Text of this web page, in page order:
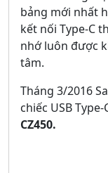
bảng mới nhất
kết nối Type-C
nhớ luôn được
tâm.
Tháng 3/2016
chiếc USB
CZ450.